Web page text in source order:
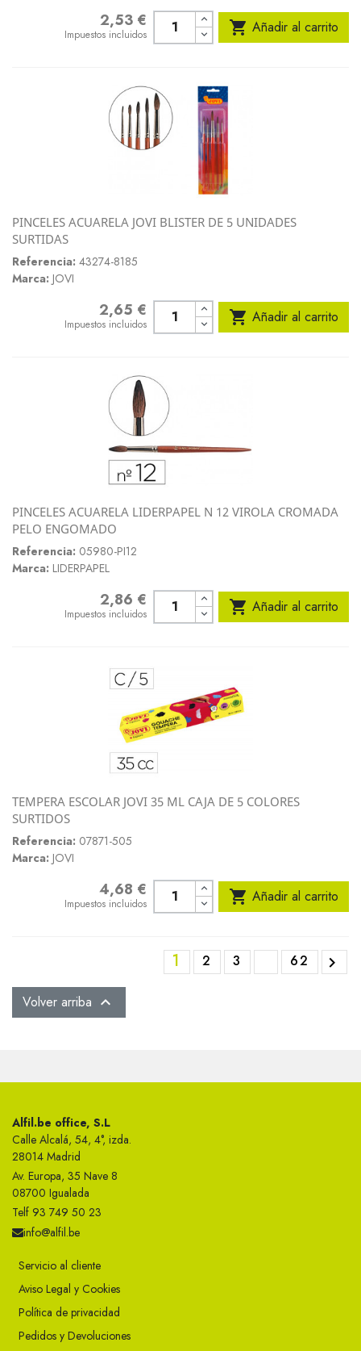
2,53 €
Impuestos incluidos  Añadir al carrito
PINCELES ACUARELA JOVI BLISTER DE 5 UNIDADES
SURTIDAS
Referencia: 43274-8185
Marca: JOVI
2,65 €
Impuestos incluidos  Añadir al carrito
PINCELES ACUARELA LIDERPAPEL N 12 VIROLA CROMADA
PELO ENGOMADO
Referencia: 05980-PI12
Marca: LIDERPAPEL
2,86 €
Impuestos incluidos  Añadir al carrito
TEMPERA ESCOLAR JOVI 35 ML CAJA DE 5 COLORES
SURTIDOS
Referencia: 07871-505
Marca: JOVI
4,68 €
Impuestos incluidos  Añadir al carrito
1 2 3 62 
Volver arriba 
Alfil.be office, S.L
Calle Alcalá, 54, 4°, izda.
28014 Madrid
Av. Europa, 35 Nave 8
08700 Igualada
Telf 93 749 50 23
info@alfil.be
Servicio al cliente
Aviso Legal y Cookies
Política de privacidad
Pedidos y Devoluciones